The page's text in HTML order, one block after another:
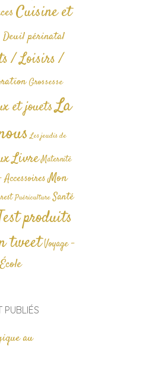
Cuisine et
Deuil périnatal
/ Loisirs /
Grossesse
et jouetsLa
Les jeudis de
Livre Maternité
Mon
Puériculture Santé
produits
tweetVoyage -
École
PUBLIÉS
au